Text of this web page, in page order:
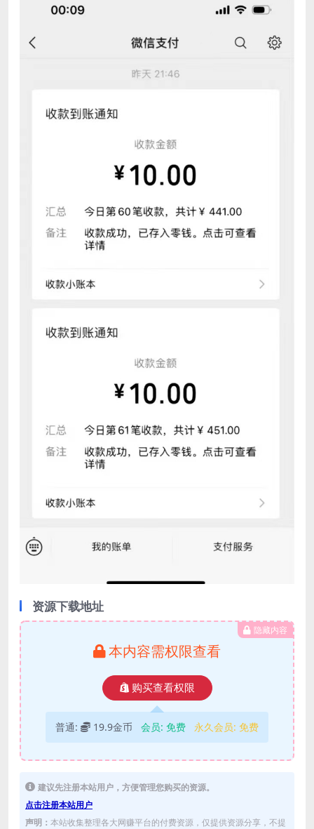
资源下载地址
隐藏内容
本内容需权限查看
购买查看权限
普通: 19.9金币 会员: 免费 永久会员: 免费
建议先注册本站用户，方便管理您购买的资源。
点击注册本站用户
声明： 本站收集整理各大网赚平台的付费资源，仅提供资源分享，不提